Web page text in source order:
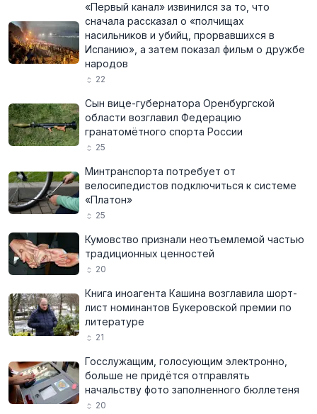
«Первый канал» извинился за то, что
сначала рассказал о «полчищах
насильников и убийц, прорвавшихся в
Испанию», а затем показал фильм о дружбе
народов
22
Сын вице-губернатора Оренбургской
области возглавил Федерацию
гранатомётного спорта России
25
Минтранспорта потребует от
велосипедистов подключиться к системе
«Платон»
25
Кумовство признали неотъемлемой частью
традиционных ценностей
20
Книга иноагента Кашина возглавила шорт-
лист номинантов Букеровской премии по
литературе
21
Госслужащим, голосующим электронно,
больше не придётся отправлять
начальству фото заполненного бюллетеня
20